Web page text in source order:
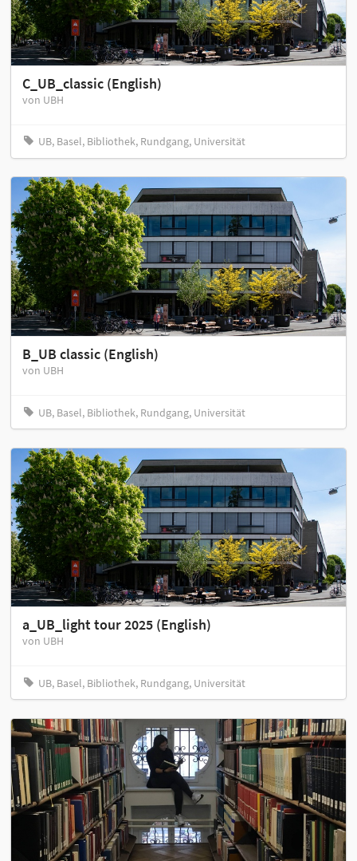
C_UB_classic (English)
von UBH
UB, Basel, Bibliothek, Rundgang, Universität
B_UB classic (English)
von UBH
UB, Basel, Bibliothek, Rundgang, Universität
a_UB_light tour 2025 (English)
von UBH
UB, Basel, Bibliothek, Rundgang, Universität